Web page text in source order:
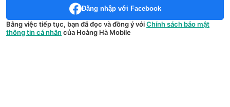
Đăng nhập với Facebook
Bằng việc tiếp tục, bạn đã đọc và đồng ý vớiChính sách bảo mật
thông tin cá nhân của Hoàng Hà Mobile